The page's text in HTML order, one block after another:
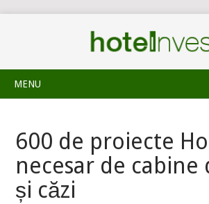
MENU
600 de proiecte
necesar de cabine
și căzi